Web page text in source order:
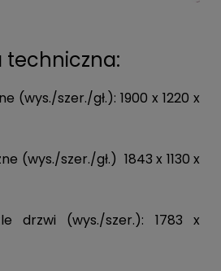
techniczna:
(wys./szer./gł.): 1900 x 1220 x
(wys./szer./gł.) 1843 x 1130 x
drzwi (wys./szer.): 1783 x